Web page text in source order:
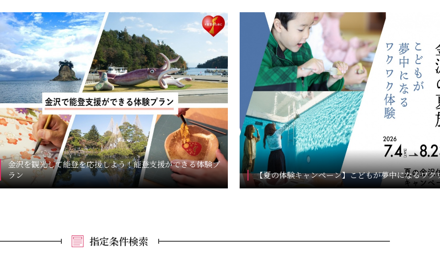
金沢を観光して能登を応援しよう！能登支援ができる体験プ
ラン
【夏の体験キャンペーン】こどもが夢中になるワク
指定条件検索